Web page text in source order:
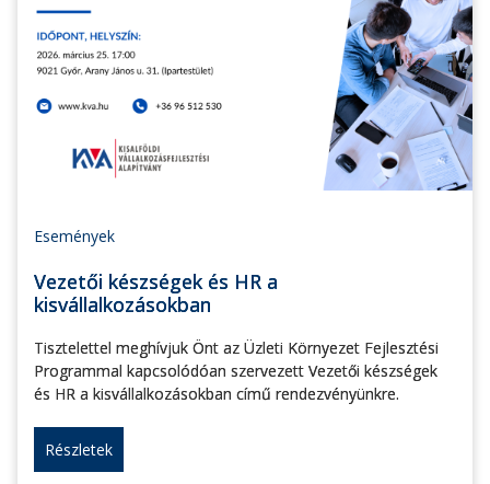
Események
Vezetői készségek és HR a
kisvállalkozásokban
Tisztelettel meghívjuk Önt az Üzleti Környezet Fejlesztési
Programmal kapcsolódóan szervezett Vezetői készségek
és HR a kisvállalkozásokban című rendezvényünkre.
Részletek